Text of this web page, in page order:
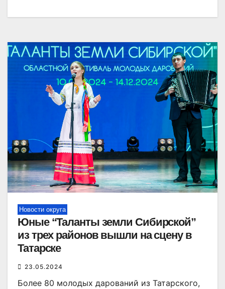
Новости округа
Юные “Таланты земли Сибирской”
из трех районов вышли на сцену в
Татарске
23.05.2024
Более 80 молодых дарований из Татарского,